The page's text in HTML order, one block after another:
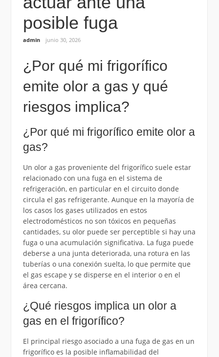
posible fuga
admin junio 30, 2026
¿Por qué mi frigorífico
emite olor a gas y qué
riesgos implica?
¿Por qué mi frigorífico emite olor a
gas?
Un olor a gas proveniente del frigorífico suele estar
relacionado con una fuga en el sistema de
refrigeración, en particular en el circuito donde
circula el gas refrigerante. Aunque en la mayoría de
los casos los gases utilizados en estos
electrodomésticos no son tóxicos en pequeñas
cantidades, su olor puede ser perceptible si hay una
fuga o una acumulación significativa. La fuga puede
deberse a una junta deteriorada, una rotura en las
tuberías o una conexión suelta, lo que permite que
el gas escape y se disperse en el interior o en el
área cercana.
¿Qué riesgos implica un olor a
gas en el frigorífico?
El principal riesgo asociado a una fuga de gas en un
frigorífico es la posible inflamabilidad del